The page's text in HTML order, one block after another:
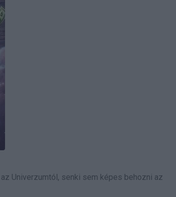
Univerzumtól, senki sem képes behozni az